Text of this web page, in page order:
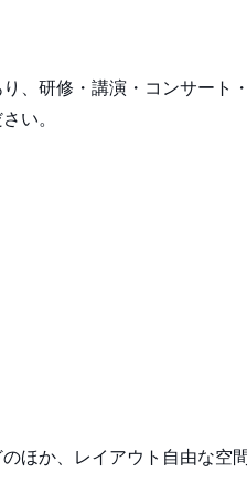
、研修・講演・コンサート
い。
ほか、レイアウト自由な空